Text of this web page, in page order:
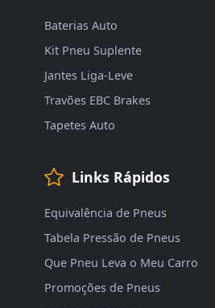
Baterias Auto
Kit Pneu Suplente
Jantes Liga-Leve
Travões EBC Brakes
Tapetes Auto
Links Rápidos
Equivalência de Pneus
Tabela Pressão de Pneus
Que Pneu Leva o Meu Carro
Promoções de Pneus